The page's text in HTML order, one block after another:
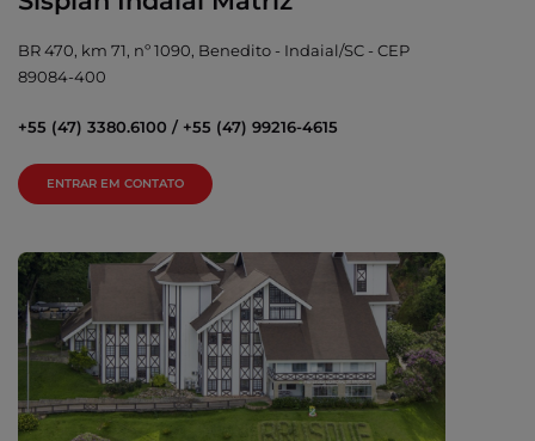
BR 470, km 71, nº 1090, Benedito - Indaial/SC - CEP
89084-400
+55 (47) 3380.6100 / +55 (47) 99216-4615
ENTRAR EM CONTATO